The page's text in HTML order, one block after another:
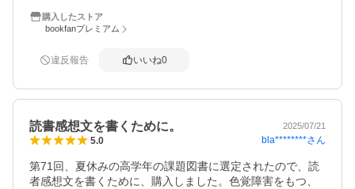
購入したストア
bookfanプレミアム
違反報告 いいね0
読書感想文を書くために。 2025/07/21
5.0 bla********さん
第71回、夏休みの高学年の課題図書に選定されたので、読
者感想文を書くために、購入しました。色覚障害をもつ、